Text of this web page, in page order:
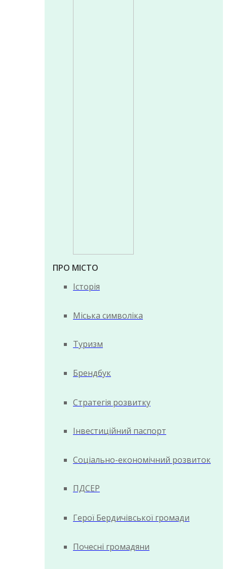
ПРО МІСТО
Історія
Міська символіка
Туризм
Брендбук
Стратегія розвитку
Інвестиційний паспорт
Соціально-економічний розвиток
ПДСЕР
Герої Бердичівської громади
Почесні громадяни